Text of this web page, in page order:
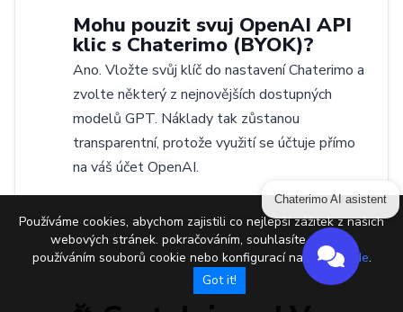
Používáme cookies, abychom zajistili co nejlepší zážitek z našich
webových stránek. pokračováním, souhlasíte s naším
používáním souborů cookie nebo konfigurací nastavení
zde.
Got it!
Mohu pouzit svuj OpenAI API
klic s Chaterimo (BYOK)?
Ano. Vložte svůj klíč do nastavení Chaterimo a
zvolte některý z nejnovějších dostupných
modelů GPT. Náklady tak zůstanou
transparentní, protože využití se účtuje přímo
na váš účet OpenAI.